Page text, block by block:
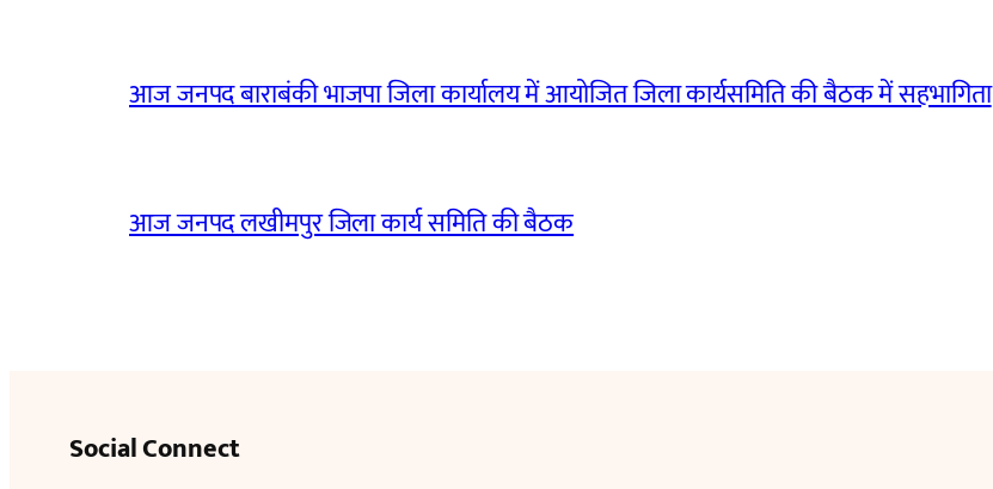
आज जनपद बाराबंकी भाजपा जिला कार्यालय में आयोजित जिला कार्यसमिति की बैठक में सहभागिता
आज जनपद लखीमपुर जिला कार्य समिति की बैठक
Social Connect